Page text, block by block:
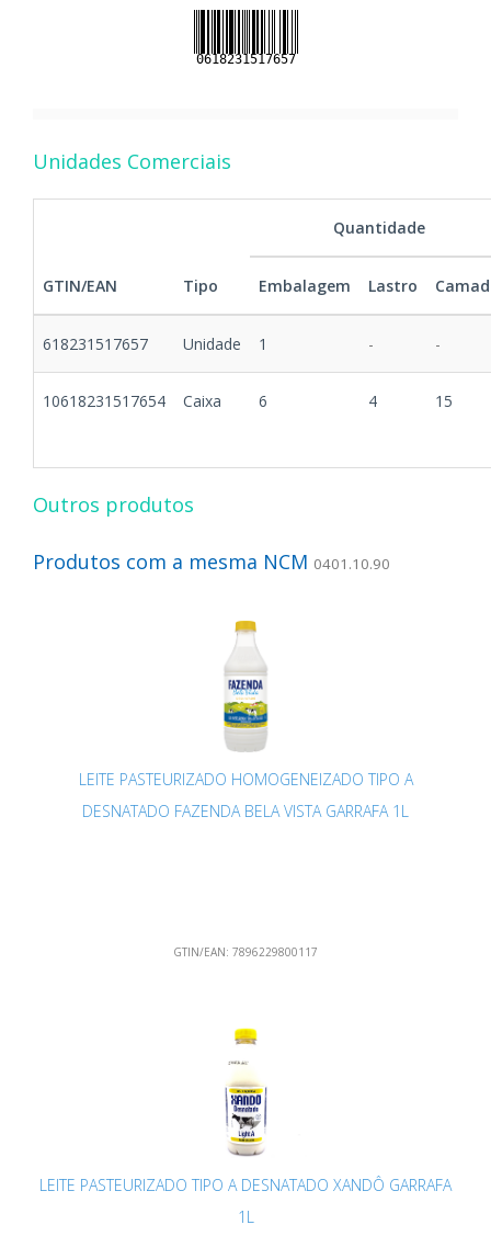
Unidades Comerciais
GTIN/EAN Tipo
Quantidade
Embalagem Lastro
618231517657 Unidade 1 - -
10618231517654 Caixa 6 4 15
Outros produtos
Produtos com a mesma NCM 0401.10.90
LEITE PASTEURIZADO HOMOGENEIZADO TIPO A
DESNATADO FAZENDA BELA VISTA GARRAFA 1L
GTIN/EAN: 7896229800117
LEITE PASTEURIZADO TIPO A DESNATADO XANDÔ GARRAFA
1L